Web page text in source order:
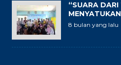
“SUARA
8 bulan yang lalu